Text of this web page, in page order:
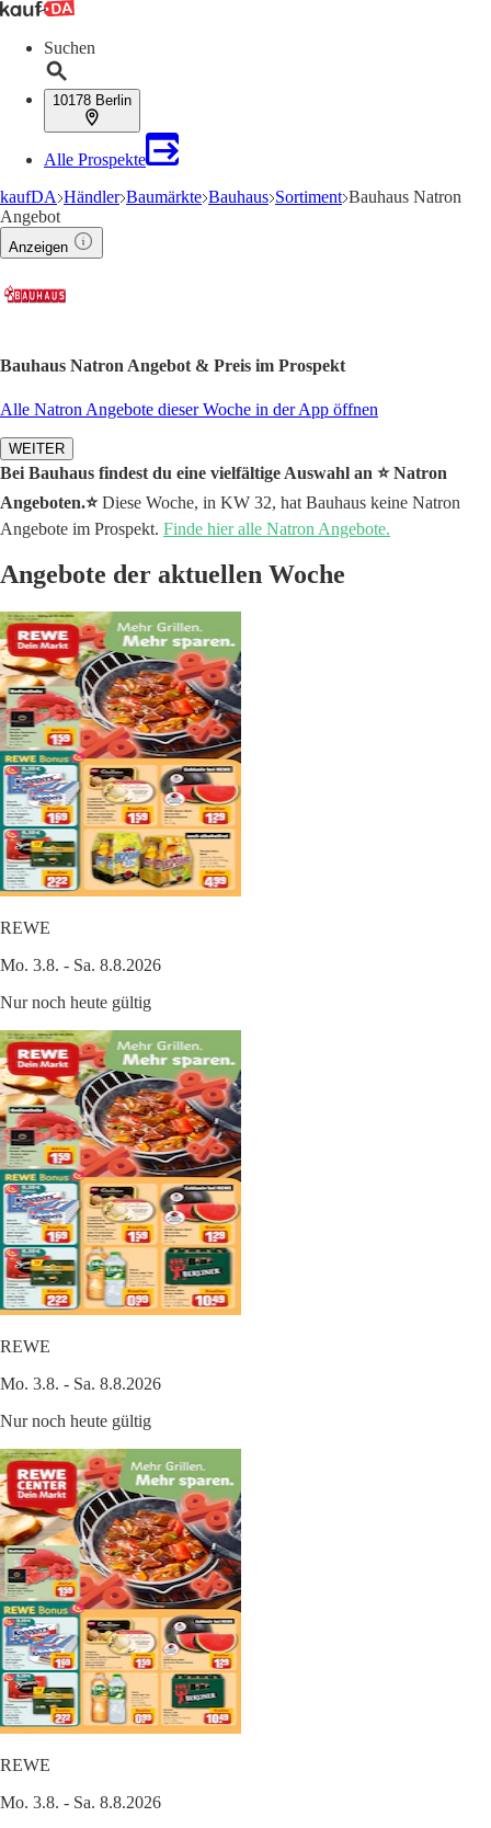
Suchen
10178 Berlin
Alle Prospekte
kaufDA Händler Baumärkte Bauhaus Sortiment Bauhaus Natron
Angebot
Anzeigen
Bauhaus Natron Angebot & Preis im Prospekt
Alle Natron Angebote dieser Woche in der App öffnen
WEITER
Bei Bauhaus findest du eine vielfältige Auswahl an ⭐️ Natron
Angeboten.⭐️Diese Woche, in KW 32, hat Bauhaus keine Natron
Angebote im Prospekt. Finde hier alle Natron Angebote.
Angebote der aktuellen Woche
REWE
Mo. 3.8. - Sa. 8.8.2026
Nur noch heute gültig
REWE
Mo. 3.8. - Sa. 8.8.2026
Nur noch heute gültig
REWE
Mo. 3.8. - Sa. 8.8.2026